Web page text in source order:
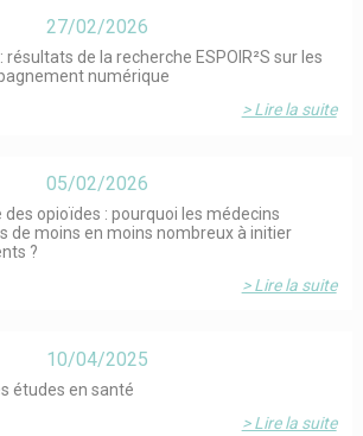
27/02/2026
résultats de la recherche ESPOIR²S sur les
numérique
> Lire la suite
05/02/2026
des opioïdes : pourquoi les médecins
de moins en moins nombreux à initier
?
> Lire la suite
10/04/2025
études en santé
> Lire la suite